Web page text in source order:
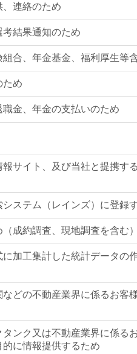
連絡のため
結果通知のため
合、年金基金、福利厚生等
ため
金、年金の支払いのため
サイト、及び当社と提携す
ステム（レインズ）に登録
成約調査、現地調査を含む）
加工集計した統計データの
どの不動産業界に係るお客
ンク又は不動産業界に係る
に情報提供するため